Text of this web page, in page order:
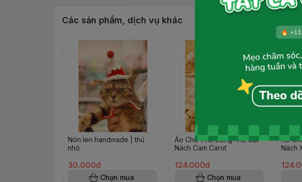
Các sản phẩm, dịch vụ khác
Nón len handmade | thú
nhỏ
30.000đ
Chọn mua
Áo Cho Thú Cưng : Áo Sát
Nách Cam Carot
124.000đ
Chọn mua
Áo
Nách